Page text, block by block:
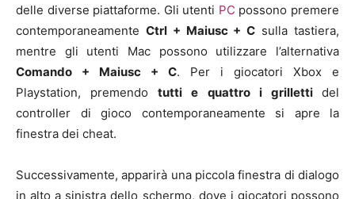
delle diverse piattaforme. Gli utenti PC possono premere
contemporaneamente Ctrl + Maiusc + C sulla tastiera,
mentre gli utenti Mac possono utilizzare l’alternativa
Comando + Maiusc + C. Per i giocatori Xbox e
Playstation, premendotutti e quattro i grillettidel
controller di gioco contemporaneamente si apre la
finestra dei cheat.
Successivamente, apparirà una piccola finestra di dialogo
in alto a sinistra dello schermo, dove i giocatori possono